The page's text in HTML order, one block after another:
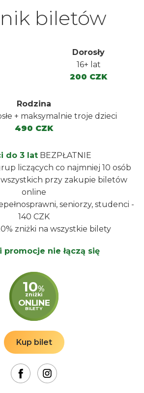
biletów
Dorosły
16+ lat
200 CZK
Rodzina
+ maksymalnie troje dzieci
490 CZK
do 3 latBEZPŁATNIE
liczących co najmniej 10 osób
przy zakupie biletów
online
seniorzy, studenci -
140 CZK
zniżki na wszystkie bilety
promocje nie łączą się
10%
zniżki
ONLINE
BILETY
Kup bilet